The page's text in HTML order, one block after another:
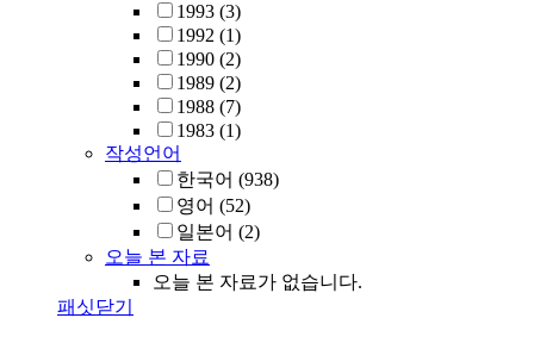
1993 (3)
1992 (1)
1990 (2)
1989 (2)
1988 (7)
1983 (1)
작성언어
한국어 (938)
영어 (52)
일본어 (2)
오늘 본 자료
오늘 본 자료가 없습니다.
패싯닫기